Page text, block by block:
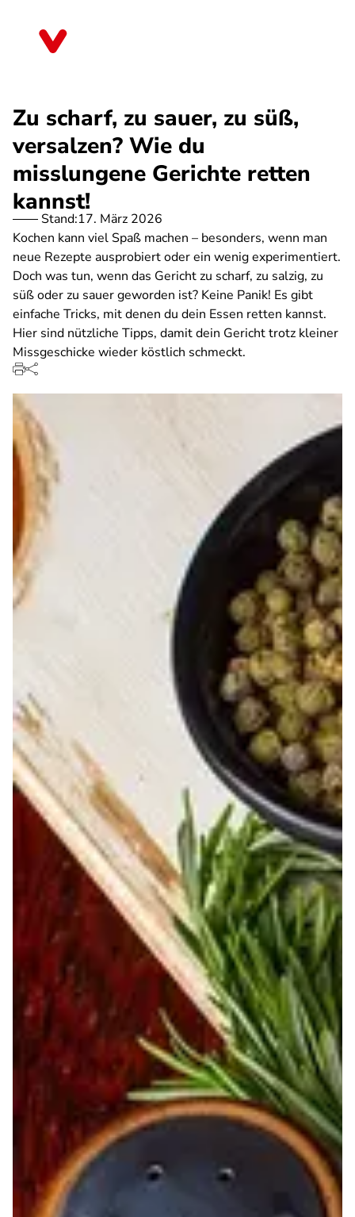
Zu scharf, zu sauer, zu süß,
versalzen? Wie du
misslungene Gerichte retten
kannst!
Stand:17. März 2026
Kochen kann viel Spaß machen – besonders, wenn man
neue Rezepte ausprobiert oder ein wenig experimentiert.
Doch was tun, wenn das Gericht zu scharf, zu salzig, zu
süß oder zu sauer geworden ist? Keine Panik! Es gibt
einfache Tricks, mit denen du dein Essen retten kannst.
Hier sind nützliche Tipps, damit dein Gericht trotz kleiner
Missgeschicke wieder köstlich schmeckt.